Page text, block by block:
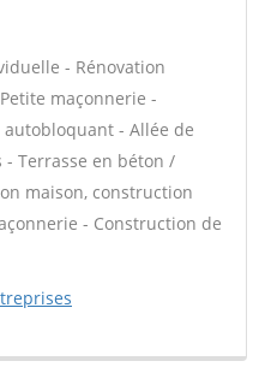
- Rénovation
maçonnerie -
autobloquant - Allée de
Terrasse en béton /
maison, construction
- Construction de